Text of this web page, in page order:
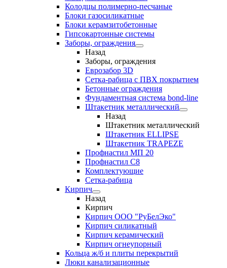
Колодцы полимерно-песчаные
Блоки газосиликатные
Блоки керамзитобетонные
Гипсокартонные системы
Заборы, ограждения
Назад
Заборы, ограждения
Еврозабор 3D
Сетка-рабица с ПВХ покрытием
Бетонные ограждения
Фундаментная система bond-line
Штакетник металлический
Назад
Штакетник металлический
Штакетник ELLIPSE
Штакетник TRAPEZE
Профнастил МП 20
Профнастил С8
Комплектующие
Сетка-рабица
Кирпич
Назад
Кирпич
Кирпич ООО "РуБелЭко"
Кирпич силикатный
Кирпич керамический
Кирпич огнеупорный
Кольца ж/б и плиты перекрытий
Люки канализационные